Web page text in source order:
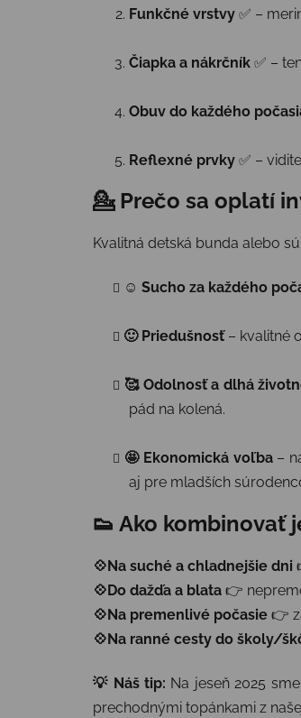
Funkčné vrstvy ✅ –
Čiapka a nákrčník ✅ –
Obuv do každého
Reflexné prvky ✅ –
💁 Prečo sa oplatí
Kvalitná detská bunda alebo
☺️ Sucho za každého
🙂 Priedušnosť– kvalitné
🥰 Odolnosť a dlhá
pád na kolená.
🤩 Ekonomická voľba–
aj pre mladších
👟 Ako kombinovať
💠Na suché a chladnejšie dni
💠Do dažďa a blata 👉
💠Na premenlivé počasie 👉
💠Na ranné cesty do školy/
💡 Náš tip: Na jeseň 2025
prechodnými topánkami z